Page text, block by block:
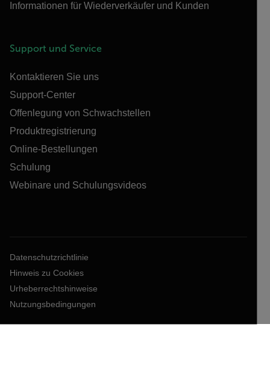
Informationen für Wiederverkäufer und Kunden
Support und Service
Kontaktieren Sie uns
Support-Center
Offenlegung von Schwachstellen
Produktregistrierung
Online-Bestellungen
Schulung
Webinare und Schulungsvideos
Datenschutzrichtlinie
Hinweis zu Cookies
Urheberrechtshinweise
Nutzungsbedingungen